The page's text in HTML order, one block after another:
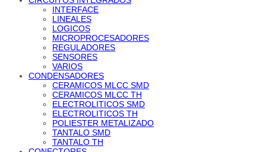
INTERFACE
LINEALES
LOGICOS
MICROPROCESADORES
REGULADORES
SENSORES
VARIOS
CONDENSADORES
CERAMICOS MLCC SMD
CERAMICOS MLCC TH
ELECTROLITICOS SMD
ELECTROLITICOS TH
POLIESTER METALIZADO
TANTALO SMD
TANTALO TH